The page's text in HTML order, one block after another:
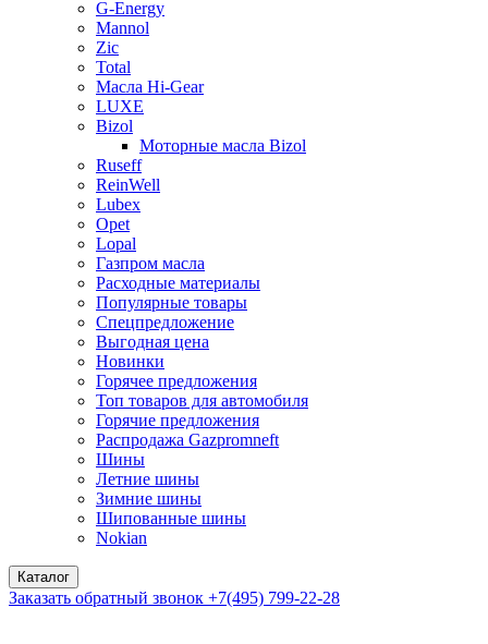
G-Energy
Mannol
Zic
Total
Масла Hi-Gear
LUXE
Bizol
Моторные масла Bizol
Ruseff
ReinWell
Lubex
Opet
Lopal
Газпром масла
Расходные материалы
Популярные товары
Спецпредложение
Выгодная цена
Новинки
Горячее предложения
Топ товаров для автомобиля
Горячие предложения
Распродажа Gazpromneft
Шины
Летние шины
Зимние шины
Шипованные шины
Nokian
Каталог
Заказать обратный звонок +7(495) 799-22-28